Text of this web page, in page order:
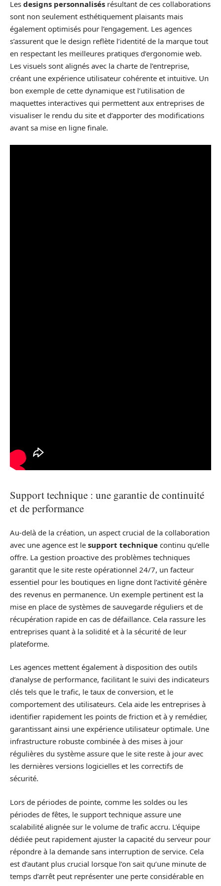
Les designs personnalisés résultant de ces collaborations
sont non seulement esthétiquement plaisants mais
également optimisés pour l’engagement. Les agences
s’assurent que le design reflète l’identité de la marque tout
en respectant les meilleures pratiques d’ergonomie web.
Les visuels sont alignés avec la charte de l’entreprise,
créant une expérience utilisateur cohérente et intuitive. Un
bon exemple de cette dynamique est l’utilisation de
maquettes interactives qui permettent aux entreprises de
visualiser le rendu du site et d’apporter des modifications
avant sa mise en ligne finale.
Support technique : une garantie de continuité
et de performance
Au-delà de la création, un aspect crucial de la collaboration
avec une agence est le support technique continu qu’elle
offre. La gestion proactive des problèmes techniques
garantit que le site reste opérationnel 24/7, un facteur
essentiel pour les boutiques en ligne dont l’activité génère
des revenus en permanence. Un exemple pertinent est la
mise en place de systèmes de sauvegarde réguliers et de
récupération rapide en cas de défaillance. Cela rassure les
entreprises quant à la solidité et à la sécurité de leur
plateforme.
Les agences mettent également à disposition des outils
d’analyse de performance, facilitant le suivi des indicateurs
clés tels que le trafic, le taux de conversion, et le
comportement des utilisateurs. Cela aide les entreprises à
identifier rapidement les points de friction et à y remédier,
garantissant ainsi une expérience utilisateur optimale. Une
infrastructure robuste combinée à des mises à jour
régulières du système assure que le site reste à jour avec
les dernières versions logicielles et les correctifs de
sécurité.
Lors de périodes de pointe, comme les soldes ou les
périodes de fêtes, le support technique assure une
scalabilité alignée sur le volume de trafic accru. L’équipe
dédiée peut rapidement ajuster la capacité du serveur pour
répondre à la demande sans interruption de service. Cela
est d’autant plus crucial lorsque l’on sait qu’une minute de
temps d’arrêt peut représenter une perte considérable en